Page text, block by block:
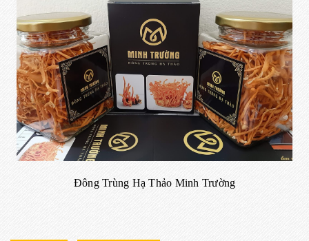
Đông Trùng Hạ Thảo Minh Trường